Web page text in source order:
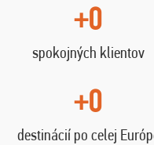
+0
spokojných klientov
+0
destinácií po celej